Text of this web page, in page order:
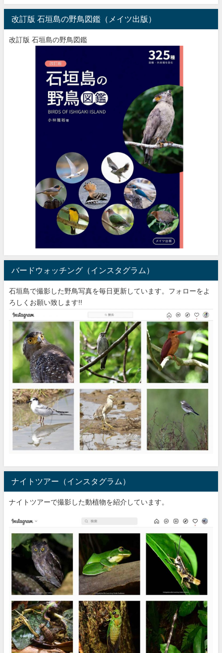
改訂版 石垣島の野鳥図鑑（メイツ出版）
改訂版 石垣島の野鳥図鑑
バードウォッチング（インスタグラム）
石垣島で撮影した野鳥写真を毎日更新しています。フォローをよ
ろしくお願い致します!!
ナイトツアー（インスタグラム）
ナイトツアーで撮影した動植物を紹介しています。